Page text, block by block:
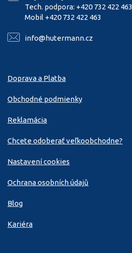
Tech. podpora: +420 732 422 463
Mobil +420 732 422 463
info@hutermann.cz
Doprava a Platba
Obchodné podmienky
Reklamácia
Chcete odoberať veľkoobchodne?
Nastavení cookies
Ochrana osobních údajů
Blog
Kariéra